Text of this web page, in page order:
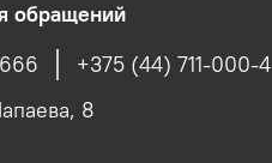
обращений
+375 (44) 711-000-4
8